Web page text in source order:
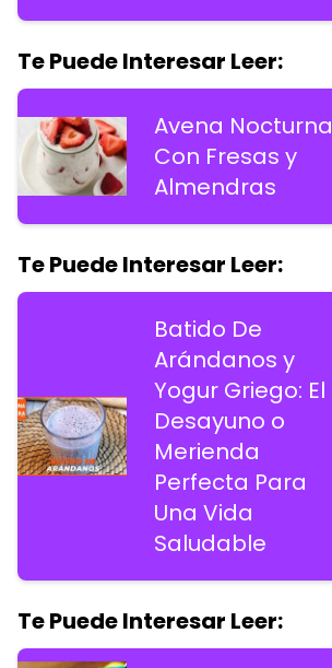
Te Puede Interesar Leer:
Avena Nocturna
Con Fresas y
Almendras
Te Puede Interesar Leer:
Batido De
Arándanos y
Yogur Griego: El
Desayuno o
Merienda
Perfecta Para
Una Vida
Saludable
Te Puede Interesar Leer: